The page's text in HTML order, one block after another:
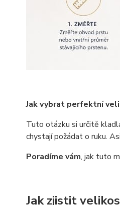
Jak vybrat perfektní
Tuto otázku si určitě
chystají požádat o ruku.
Poradíme vám, jak tuto
Jak zjistit